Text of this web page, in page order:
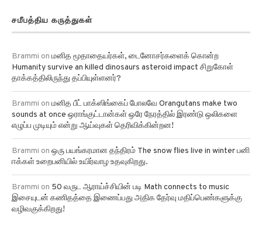
சமீபத்திய கருத்துகள்
Brammi on மனித மூதாதையர்கள், டைனோசர்களைக் கொன்ற
Humanity survive an killed dinosaurs asteroid impact சிறுகோள்
தாக்கத்திலிருந்து தப்பியுள்ளனர்?
Brammi on மனித பீட் பாக்ஸிங்கைப் போலவே Orangutans make two
sounds at once ஒராங்குட்டான்கள் ஒரே நேரத்தில் இரண்டு ஒலிகளை
எழுப்ப முடியும் என்று ஆய்வுகள் தெரிவிக்கின்றன!
Brammi on ஒரு பயங்கரமான தந்திரம் The snow flies live in winter பனி
ஈக்கள் உறைபனியில் உயிர்வாழ உதவுகிறது.
Brammi on 50 வருட ஆராய்ச்சியின் படி Math connects to music
இசையுடன் கணிதத்தை இணைப்பது அதிக தேர்வு மதிப்பெண்களுக்கு
வழிவகுக்கிறது!